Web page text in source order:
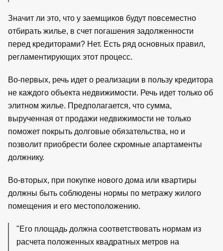
Значит ли это, что у заемщиков будут повсеместно
отбирать жилье, в счет погашения задолженности
перед кредиторами? Нет. Есть ряд основных правил,
регламентирующих этот процесс.
Во-первых, речь идет о реализации в пользу кредитора
не каждого объекта недвижимости. Речь идет только об
элитном жилье. Предполагается, что сумма,
вырученная от продажи недвижимости не только
поможет покрыть долговые обязательства, но и
позволит приобрести более скромные апартаменты
должнику.
Во-вторых, при покупке нового дома или квартиры
должны быть соблюдены нормы по метражу жилого
помещения и его местоположению.
"Его площадь должна соответствовать нормам из
расчета положенных квадратных метров на